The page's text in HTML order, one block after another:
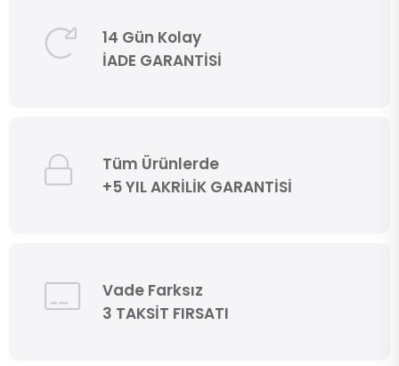
14 Gün Kolay
İADE GARANTİSİ
Tüm Ürünlerde
+5 YIL AKRİLİK GARANTİSİ
Vade Farksız
3 TAKSİT FIRSATI